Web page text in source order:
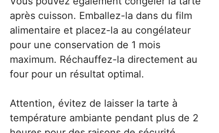
après cuisson. Emballez-la dans du film
alimentaire et placez-la au congélateur
pour une conservation de 1 mois
maximum. Réchauffez-la directement au
four pour un résultat optimal.
Attention, évitez de laisser la tarte à
température ambiante pendant plus de 2